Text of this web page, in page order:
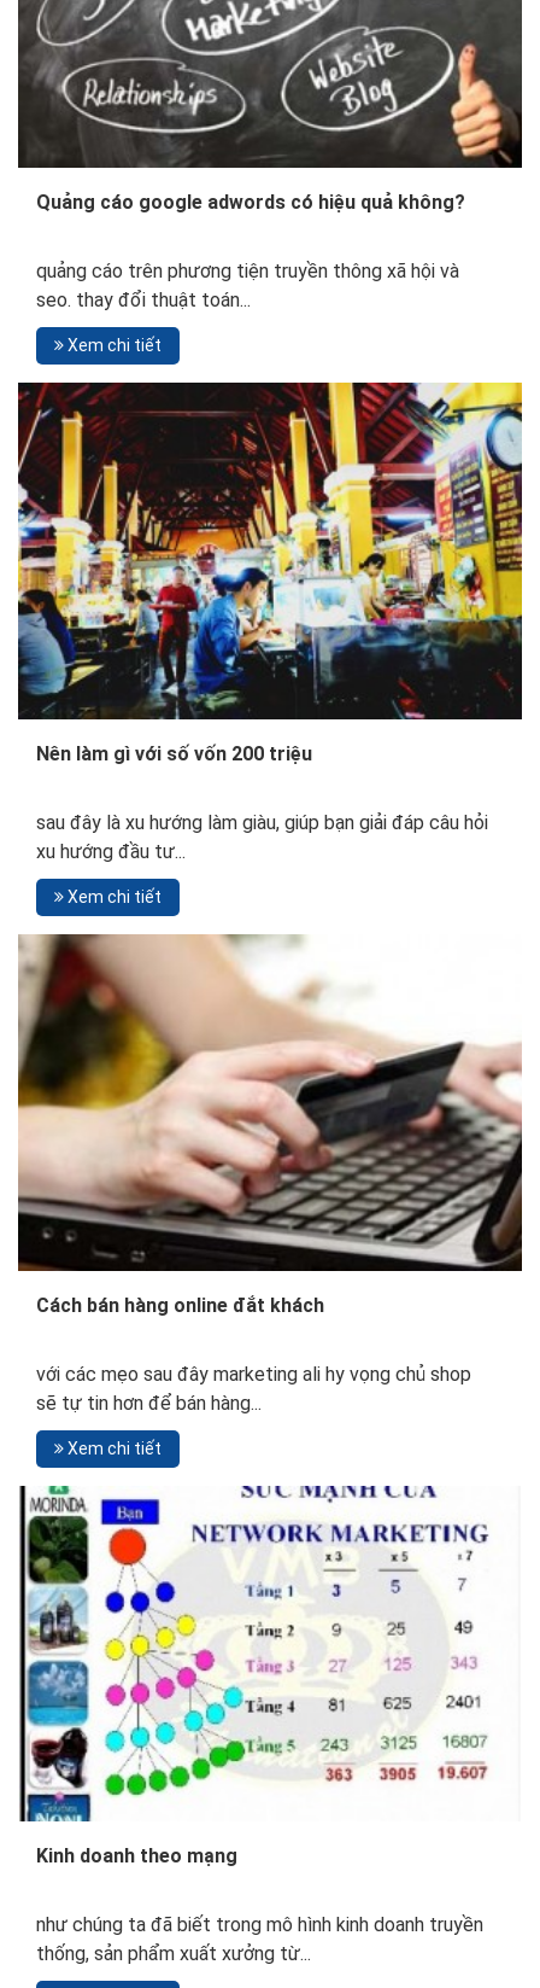
Quảng cáo google adwords có hiệu quả không?
quảng cáo trên phương tiện truyền thông xã hội và
seo. thay đổi thuật toán...
Xem chi tiết
Nên làm gì với số vốn 200 triệu
sau đây là xu hướng làm giàu, giúp bạn giải đáp câu hỏi
xu hướng đầu tư...
Xem chi tiết
Cách bán hàng online đắt khách
với các mẹo sau đây marketing ali hy vọng chủ shop
sẽ tự tin hơn để bán hàng...
Xem chi tiết
Kinh doanh theo mạng
như chúng ta đã biết trong mô hình kinh doanh truyền
thống, sản phẩm xuất xưởng từ...